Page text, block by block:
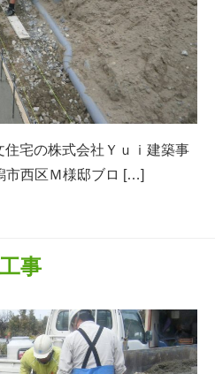
宅の株式会社Ｙｕｉ建築事
市西区Ｍ様邸ブロ […]
事